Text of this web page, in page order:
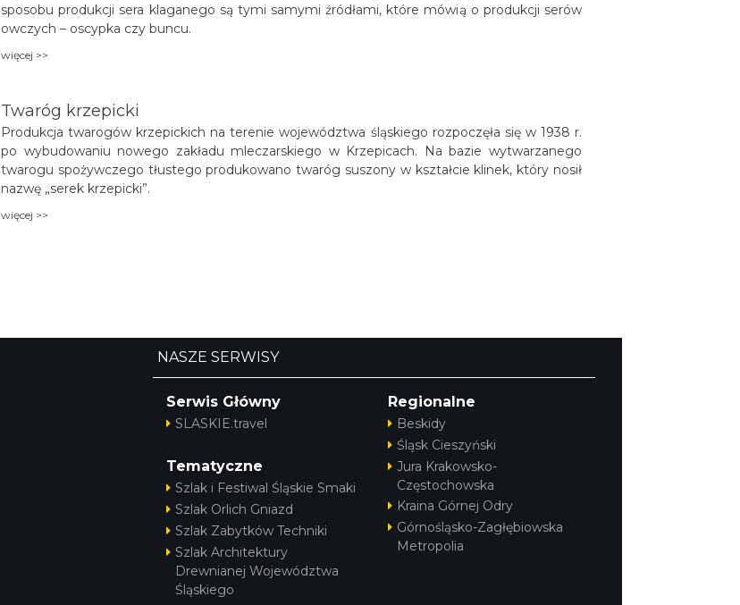
sposobu produkcji sera klaganego są tymi samymi źródłami, które mówią o produkcji serów
owczych – oscypka czy buncu.
więcej >>
Twaróg krzepicki
Produkcja twarogów krzepickich na terenie województwa śląskiego rozpoczęła się w 1938 r.
po wybudowaniu nowego zakładu mleczarskiego w Krzepicach. Na bazie wytwarzanego
twarogu spożywczego tłustego produkowano twaróg suszony w kształcie klinek, który nosił
nazwę „serek krzepicki”.
więcej >>
NASZE SERWISY
Serwis Główny
SLASKIE.travel
Tematyczne
Szlak i Festiwal Śląskie Smaki
Szlak Orlich Gniazd
Szlak Zabytków Techniki
Szlak Architektury
Drewnianej Województwa
Śląskiego
Regionalne
Beskidy
Śląsk Cieszyński
Jura Krakowsko-
Częstochowska
Kraina Górnej Odry
Górnośląsko-Zagłębiowska
Metropolia